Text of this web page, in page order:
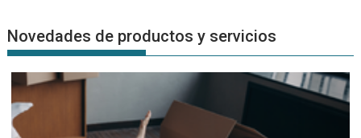
Novedades de productos y servicios